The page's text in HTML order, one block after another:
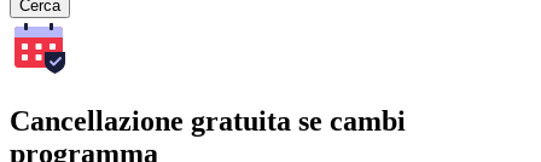
Cerca
Cancellazione gratuita se cambi
programma